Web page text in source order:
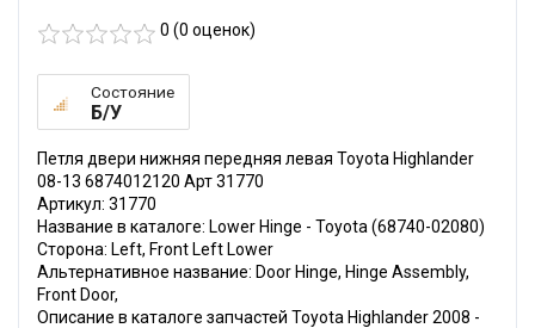
0 (0 оценок)
Состояние
Б/У
Петля двери нижняя передняя левая Toyota Highlander
08-13 6874012120 Арт 31770
Артикул: 31770
Название в каталоге: Lower Hinge - Toyota (68740-02080)
Сторона: Left, Front Left Lower
Альтернативное название: Door Hinge, Hinge Assembly,
Front Door,
Описание в каталоге запчастей Toyota Highlander 2008 -